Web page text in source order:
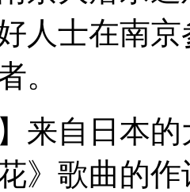
过海”
胸有成竹
人士在南
。
自日本的
》歌曲的